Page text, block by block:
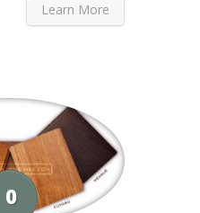
Learn More
0